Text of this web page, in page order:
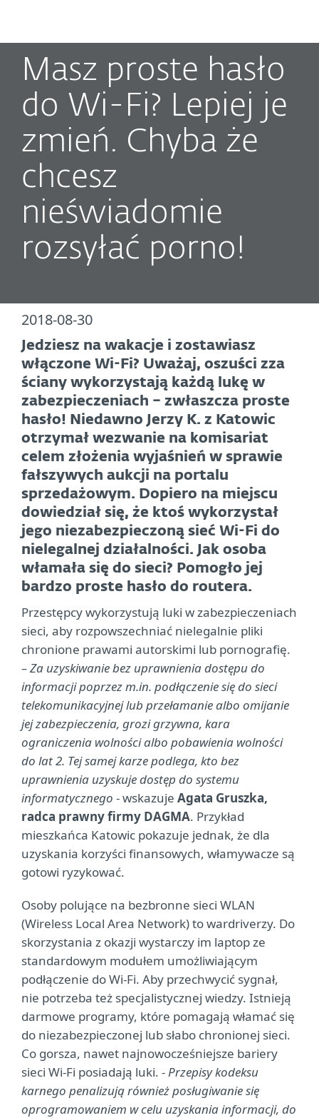
Masz proste hasło
do Wi-Fi? Lepiej je
zmień. Chyba że
chcesz
nieświadomie
rozsyłać porno!
2018-08-30
Jedziesz na wakacje i zostawiasz
włączone Wi-Fi? Uważaj, oszuści zza
ściany wykorzystają każdą lukę w
zabezpieczeniach – zwłaszcza proste
hasło! Niedawno Jerzy K. z Katowic
otrzymał wezwanie na komisariat
celem złożenia wyjaśnień w sprawie
fałszywych aukcji na portalu
sprzedażowym. Dopiero na miejscu
dowiedział się, że ktoś wykorzystał
jego niezabezpieczoną sieć Wi-Fi do
nielegalnej działalności. Jak osoba
włamała się do sieci? Pomogło jej
bardzo proste hasło do routera.
Przestępcy wykorzystują luki w zabezpieczeniach
sieci, aby rozpowszechniać nielegalnie pliki
chronione prawami autorskimi lub pornografię.
– Za uzyskiwanie bez uprawnienia dostępu do
informacji poprzez m.in. podłączenie się do sieci
telekomunikacyjnej lub przełamanie albo omijanie
jej zabezpieczenia, grozi grzywna, kara
ograniczenia wolności albo pobawienia wolności
do lat 2. Tej samej karze podlega, kto bez
uprawnienia uzyskuje dostęp do systemu
informatycznego - wskazuje Agata Gruszka,
radca prawny firmy DAGMA. Przykład
mieszkańca Katowic pokazuje jednak, że dla
uzyskania korzyści finansowych, włamywacze są
gotowi ryzykować.
Osoby polujące na bezbronne sieci WLAN
(Wireless Local Area Network) to wardriverzy. Do
skorzystania z okazji wystarczy im laptop ze
standardowym modułem umożliwiającym
podłączenie do Wi-Fi. Aby przechwycić sygnał,
nie potrzeba też specjalistycznej wiedzy. Istnieją
darmowe programy, które pomagają włamać się
do niezabezpieczonej lub słabo chronionej sieci.
Co gorsza, nawet najnowocześniejsze bariery
sieci Wi-Fi posiadają luki. - Przepisy kodeksu
karnego penalizują również posługiwanie się
oprogramowaniem w celu uzyskania informacji, do